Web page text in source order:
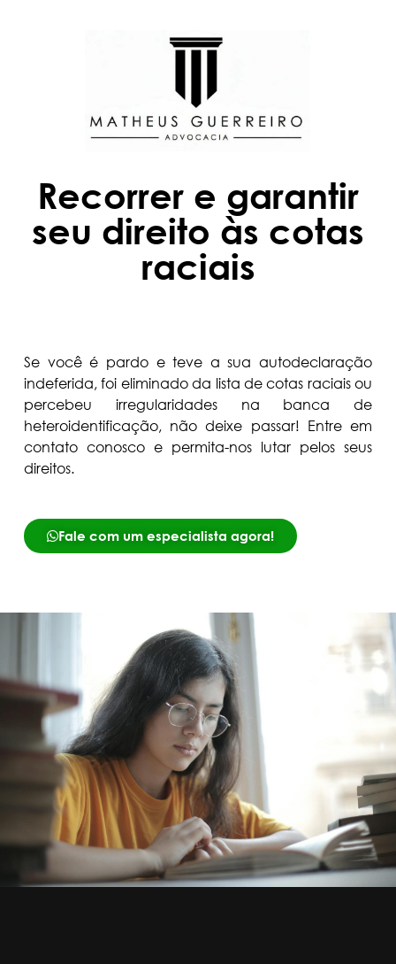
Recorrer e garantir
seu direito às cotas
raciais
Se você é pardo e teve a sua autodeclaração
indeferida, foi eliminado da lista de cotas raciais ou
percebeu irregularidades na banca de
heteroidentificação, não deixe passar! Entre em
contato conosco e permita-nos lutar pelos seus
direitos.
Fale com um especialista agora!